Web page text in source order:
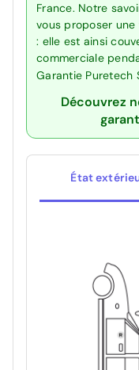
France. Notre
vous proposer
: elle est ainsi
commerciale
Garantie Puretech
Découvrez
État